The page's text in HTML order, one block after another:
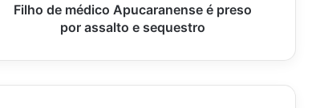
sequestro
Filho de médico Apucaranense é preso
por assalto e sequestro